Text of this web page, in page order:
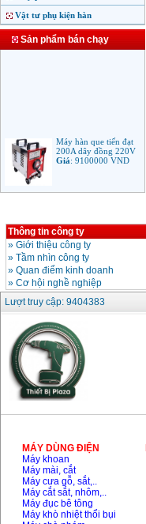
Vật tư phụ kiện hàn
Sản phẩm bán chạy
Máy hàn que tiến đạt
200A dây đồng 220V
Giá:9100000VND
Giá:5100000VND
Máy hàn que điện tử
Hồng ký HK 200Z
Giá:2770000VND
Bình khí Co2, chai khí
co2 hàn Mig
Giá
:1750000
Hero AFT 300 AC/DC
Máy hàn que điện tử
KenMax ARC 315
Giá: 3550000
Thông tin công ty
» Giới thiệu công ty
» Tầm nhìn công ty
» Quan điểm kinh doanh
» Cơ hội nghề nghiệp
Lượt truy cập: 9404383
MÁY DÙNG ĐIỆN
Máy khoan
Máy mài, cắt
Máy cưa gỗ, sắt,..
Máy cắt sắt, nhôm,..
Máy đục bê tông
Máy khò nhiệt thổi bụi